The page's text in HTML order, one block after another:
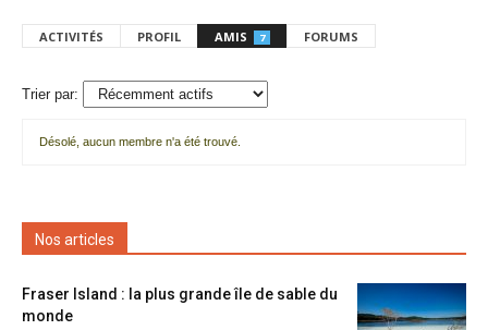
ACTIVITÉS PROFIL AMIS 7 FORUMS
Trier par:
amis
Désolé, aucun membre n'a été trouvé.
Nos articles
Fraser Island : la plus grande île de sable du
monde